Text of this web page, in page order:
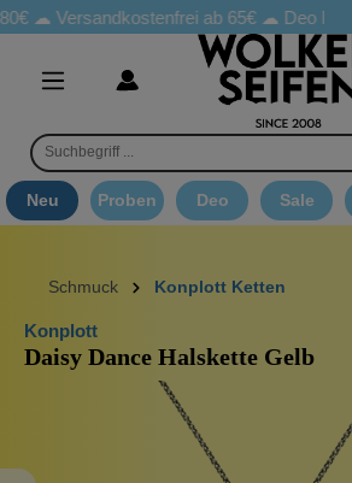
Versandkostenfrei ab 65€☁ Deo Proben in
Neu Proben Deo Sale
Schmuck Konplott Ketten
Konplott
Daisy Dance Halskette Gelb